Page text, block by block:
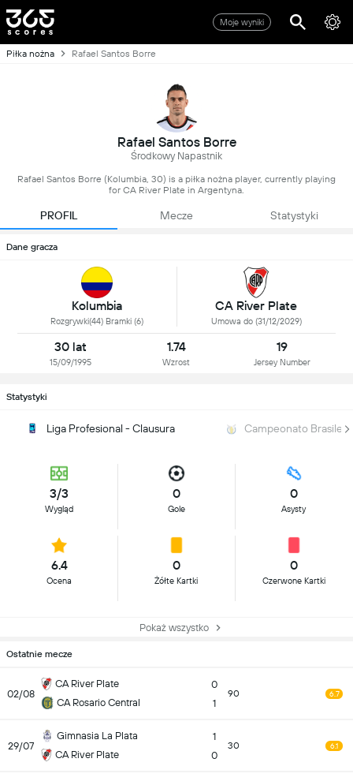
Moje wyniki
Piłka nożna Rafael Santos Borre
Rafael Santos Borre
Środkowy Napastnik
Rafael Santos Borre (Kolumbia, 30) is a piłka nożna player, currently playing
for CA River Plate in Argentyna.
PROFIL Mecze Statystyki
Dane gracza
Kolumbia
Rozgrywki(44) Bramki (6)
CA River Plate
Umowa do (31/12/2029)
30 lat
15/09/1995
1.74
Wzrost
19
Jersey Number
Statystyki
Liga Profesional - Clausura Campeonato
3/3
Wygląd
0
Gole
0
Asysty
6.4
Ocena
0
Żółte Kartki
0
Czerwone Kartki
Pokaż wszystko
Ostatnie mecze
02/08
CA River Plate
CA Rosario Central
0
1
90 6.7
29/07
Gimnasia La Plata
CA River Plate
1
0
30 6.1